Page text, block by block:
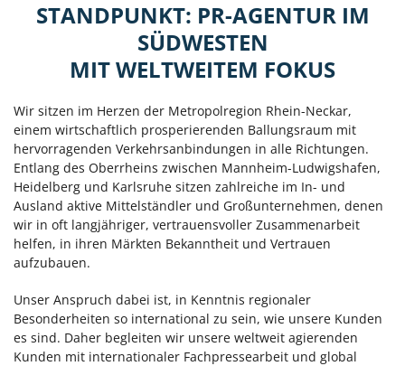
STANDPUNKT: PR-AGENTUR IM
SÜDWESTEN
MIT WELTWEITEM FOKUS
Wir sitzen im Herzen der Metropolregion Rhein-Neckar,
einem wirtschaftlich prosperierenden Ballungsraum mit
hervorragenden Verkehrsanbindungen in alle Richtungen.
Entlang des Oberrheins zwischen Mannheim-Ludwigshafen,
Heidelberg und Karlsruhe sitzen zahlreiche im In- und
Ausland aktive Mittelständler und Großunternehmen, denen
wir in oft langjähriger, vertrauensvoller Zusammenarbeit
helfen, in ihren Märkten Bekanntheit und Vertrauen
aufzubauen.
Unser Anspruch dabei ist, in Kenntnis regionaler
Besonderheiten so international zu sein, wie unsere Kunden
es sind. Daher begleiten wir unsere weltweit agierenden
Kunden mit internationaler Fachpressearbeit und global